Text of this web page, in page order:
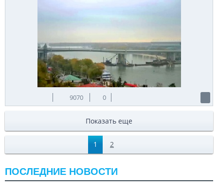
9070 0
Показать еще
1 2
ПОСЛЕДНИЕ НОВОСТИ